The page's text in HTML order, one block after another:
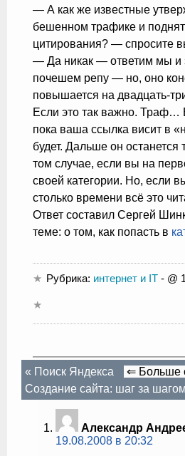
— А как же известные
бешенном трафике и
цитирования? — спросите
— Да никак — ответим мы и
почешем репу — но, оно
повышается на двадцать-
Если это так важно. Траф…
пока ваша ссылка висит в
будет. Дальше он останется
том случае, если вы на
своей категории. Но, если
столько времени всё это
Ответ составил Сергей
теме: о том, как попасть в
Рубрика: интернет и IT - @
« Поиск Яндекса
⇐ Больше
Создание сайта: шаг за шагом
Александр
19.08.2008 в 20:32